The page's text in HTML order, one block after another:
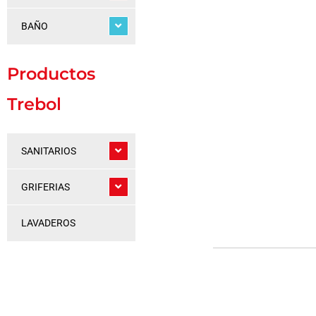
BAÑO
Productos
Trebol
SANITARIOS
GRIFERIAS
LAVADEROS